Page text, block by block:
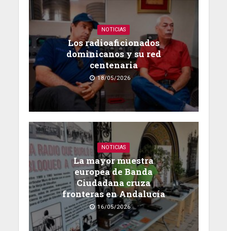
NOTICIAS
Los radioaficionados
dominicanos y su red
centenaria
18/05/2026
NOTICIAS
La mayor muestra
europea de Banda
Ciudadana cruza
fronteras en Andalucía
16/05/2026